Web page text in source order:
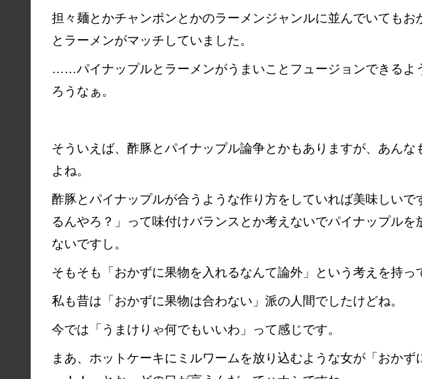
担々麺とかチャンポンとかのラーメンジャンルに並んでいても
とラーメンがマッチしていました。
……パイナップルとラーメンがうまいことフュージョンできるよ
ろうなぁ。
そういえば、酢豚とパイナップル論争とかもありますが、あん
よね。
酢豚とパイナップルが合うような作り方をしていれば美味しい
るんやろ？」って味付けバランスとか考えないでパイナップルを
ないですし。
そもそも「おかずに果物を入れるなんて論外」という考えを持っ
私も昔は「おかずに果物は合わない」派の人間でしたけどね。
今では「うまけりゃ何でもいいわ」って感じです。
まあ、ホットケーキにミルワームを放り込むような女が「おか